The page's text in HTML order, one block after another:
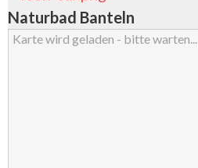
Naturbad Banteln
Karte wird geladen - bitte warten...